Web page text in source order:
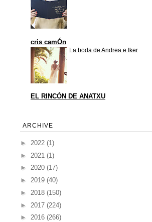
cris camÓn
La boda de Andrea e Iker
EL RINCÓN DE ANATXU
ARCHIVE
► 2022 (1)
► 2021 (1)
► 2020 (17)
► 2019 (40)
► 2018 (150)
► 2017 (224)
► 2016 (266)